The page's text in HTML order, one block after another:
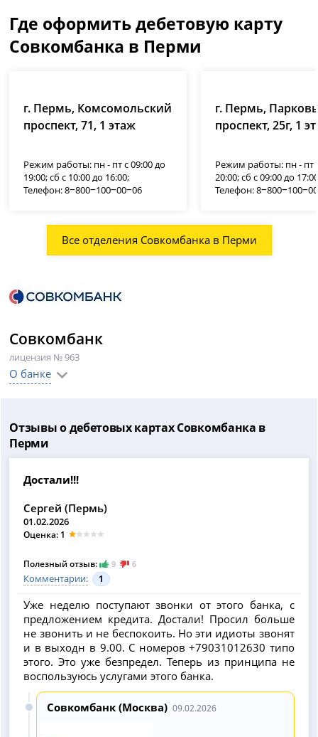
Где оформить дебетовую карту
Совкомбанка в Перми
г. Пермь, Комсомольский
проспект, 71, 1 этаж
Режим работы: пн - пт с 09:00 до
19:00; сб с 10:00 до 16:00;
Телефон: 8‒800‒100‒00‒06
г. Пермь,
проспект, 25г, 1
Режим работы: пн - пт
20:00; сб с 09:00 до
Телефон:
Все отделения Совкомбанка в Перми
Совкомбанк
лицензия № 963
О банке
Отзывы о дебетовых картах Совкомбанка в
Перми
Достали!!!
Сергей (Пермь)
01.02.2026
Оценка: 1
Полезный отзыв: 9 6
Комментарии: 1
Уже неделю поступают звонки от этого банка, с
предложением кредита. Достали! Просил больше
не звонить и не беспокоить. Но эти идиоты звонят
и в выходн в 9.00. С номеров +79031012630 типо
этого. Это уже безпредел. Теперь из принципа не
воспользуюсь услугами этого банка.
Совкомбанк (Москва) 09.02.2026